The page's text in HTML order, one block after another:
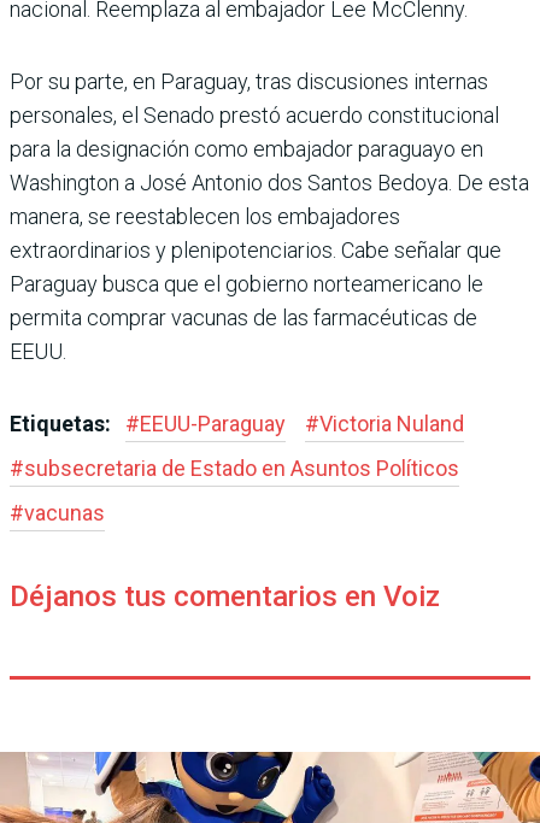
nacional. Reemplaza al embajador Lee McClenny.
Por su parte, en Paraguay, tras discusiones internas
personales, el Senado prestó acuerdo constitucional
para la designación como embajador paraguayo en
Washington a José Antonio dos Santos Bedoya. De esta
manera, se reestablecen los embajadores
extraordinarios y plenipotenciarios. Cabe señalar que
Paraguay busca que el gobierno norteamericano le
permita comprar vacunas de las farmacéuticas de
EEUU.
Etiquetas: #EEUU-Paraguay #Victoria Nuland
#subsecretaria de Estado en Asuntos Políticos
#vacunas
Déjanos tus comentarios en Voiz